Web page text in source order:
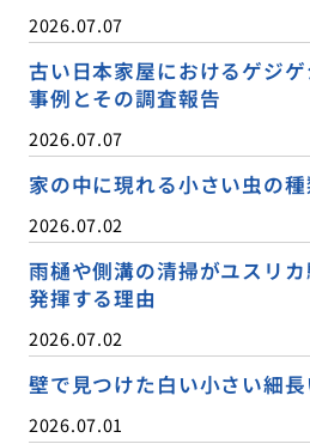
2026.07.07
古い日本家屋におけるゲジ
事例とその調査報告
2026.07.07
家の中に現れる小さい虫の
2026.07.02
雨樋や側溝の清掃がユスリ
発揮する理由
2026.07.02
壁で見つけた白い小さい細
2026.07.01